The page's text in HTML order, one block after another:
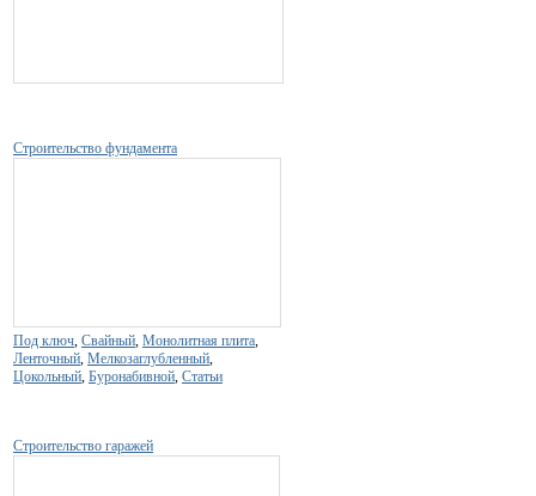
Строительство фундамента
Под ключ, Свайный, Монолитная плита,
Ленточный, Мелкозаглубленный,
Цокольный, Буронабивной, Статьи
Строительство гаражей